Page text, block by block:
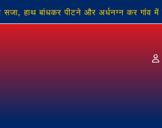
सजा, हाथ बांधकर पीटने और अर्धनग्न कर गांव में